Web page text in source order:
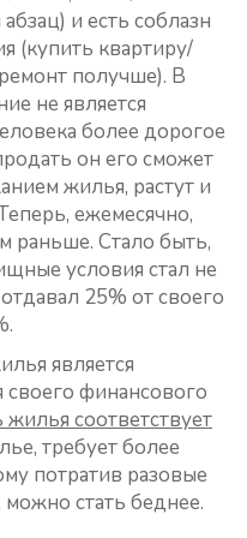
и есть соблазн
(купить квартиру/
получше). В
не является
более дорогое
он его сможет
жилья, растут и
ежемесячно,
раньше. Стало быть,
условия стал не
25% от своего
является
своего финансового
жилья соответствует
требует более
потратив разовые
стать беднее.